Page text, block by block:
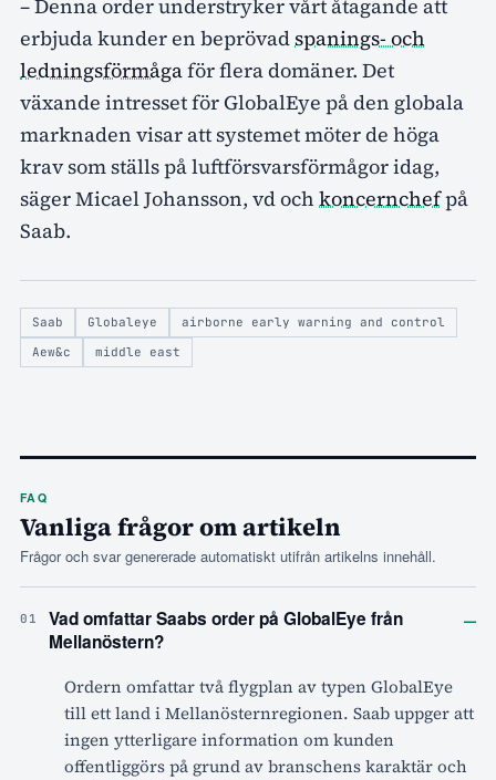
– Denna order understryker vårt åtagande att
erbjuda kunder en beprövadspanings- och
ledningsförmågaför flera domäner. Det
växande intresset för GlobalEye på den globala
marknaden visar att systemet möter de höga
krav som ställs på luftförsvarsförmågor idag,
säger Micael Johansson, vd och koncernchefpå
Saab.
Saab Globaleye
airborne early warning and control
Aew&c
middle east
FAQ
Vanliga frågor om artikeln
Frågor och svar genererade automatiskt utifrån artikelns innehåll.
01
Vad omfattar Saabs order på GlobalEye från
Mellanöstern?
–
Ordern omfattar två flygplan av typen GlobalEye
till ett land i Mellanösternregionen. Saab uppger att
ingen ytterligare information om kunden
offentliggörs på grund av branschens karaktär och